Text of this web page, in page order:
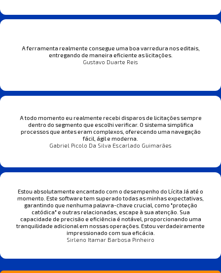
A ferramenta realmente consegue uma boa varredura nos editais,
entregando de maneira eficiente as licitações.
Gustavo Duarte Reis
A todo momento eu realmente recebi disparos de licitações sempre
dentro do segmento que escolhi verificar. O sistema simplifica
processos que antes eram complexos, oferecendo uma navegação
fácil, ágil e moderna.
Gabriel Picolo Da Silva Escarlado Guimarães
Estou absolutamente encantado com o desempenho do Lícita Já até o
momento. Este software tem superado todas as minhas expectativas,
garantindo que nenhuma palavra-chave crucial, como "proteção
catódica" e outras relacionadas, escape à sua atenção. Sua
capacidade de precisão e eficiência é notável, proporcionando uma
tranquilidade adicional em nossas operações. Estou verdadeiramente
impressionado com sua eficácia.
Sirleno Itamar Barbosa Pinheiro